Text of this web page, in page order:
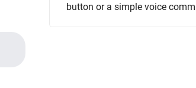
button or a simple voice